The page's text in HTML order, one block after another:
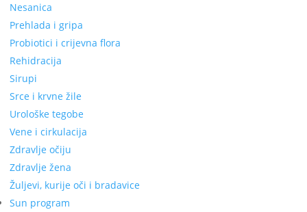
Nesanica
Prehlada i gripa
Probiotici i crijevna flora
Rehidracija
Sirupi
Srce i krvne žile
Urološke tegobe
Vene i cirkulacija
Zdravlje očiju
Zdravlje žena
Žuljevi, kurije oči i bradavice
Sun program